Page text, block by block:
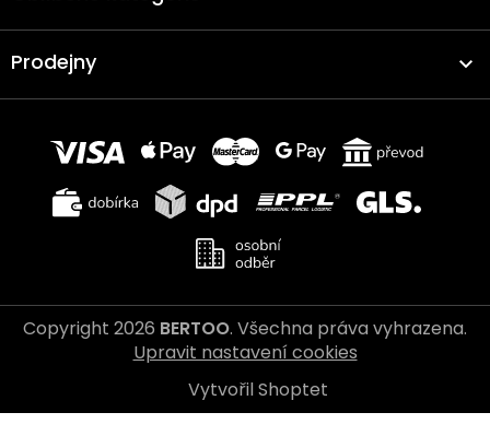
Prodejny
Vytvořil Shoptet
Copyright 2026 BERTOO. Všechna práva vyhrazena.
Upravit nastavení cookies